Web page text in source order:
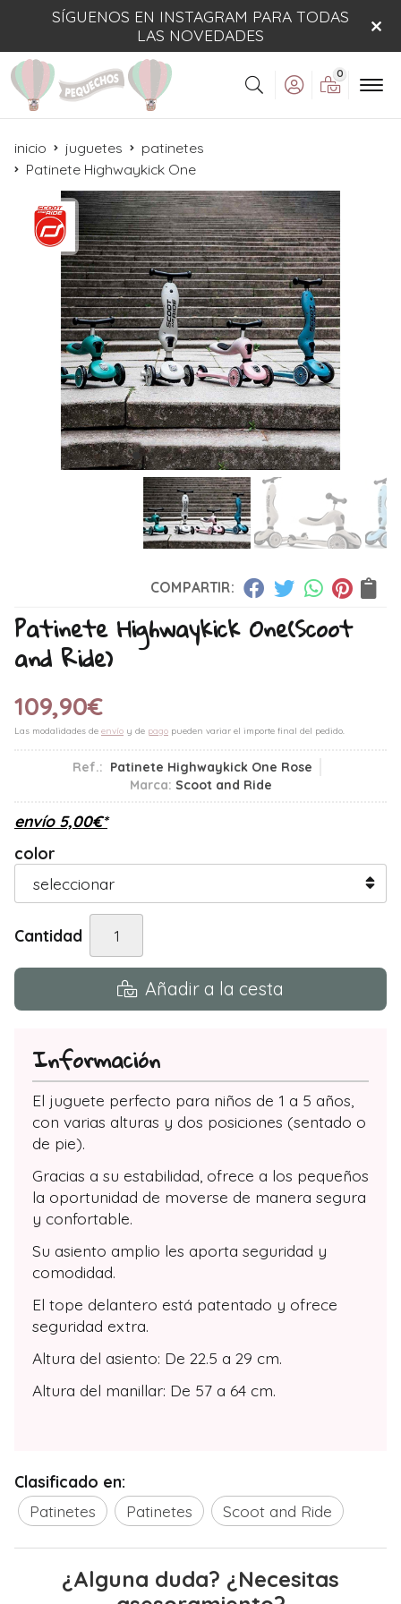
SÍGUENOS EN INSTAGRAM PARA TODAS
LAS NOVEDADES
Buscar
0
inicio juguetes
patinetes
Patinete Highwaykick One
COMPARTIR:
Patinete Highwaykick One(Scoot
and Ride)
109,90€
Las modalidades de envío y de pago pueden variar el importe final del pedido.
Ref.: Patinete Highwaykick One Rose
Marca: Scoot and Ride
envío 5,00€*
color
Cantidad
Añadir a la cesta
Información
El juguete perfecto para niños de 1 a 5 años,
con varias alturas y dos posiciones (sentado o
de pie).
Gracias a su estabilidad, ofrece a los pequeños
la oportunidad de moverse de manera segura
y confortable.
Su asiento amplio les aporta seguridad y
comodidad.
El tope delantero está patentado y ofrece
seguridad extra.
Altura del asiento: De 22.5 a 29 cm.
Altura del manillar: De 57 a 64 cm.
Clasificado en:
Patinetes
Patinetes Scoot and Ride
¿Alguna duda? ¿Necesitas